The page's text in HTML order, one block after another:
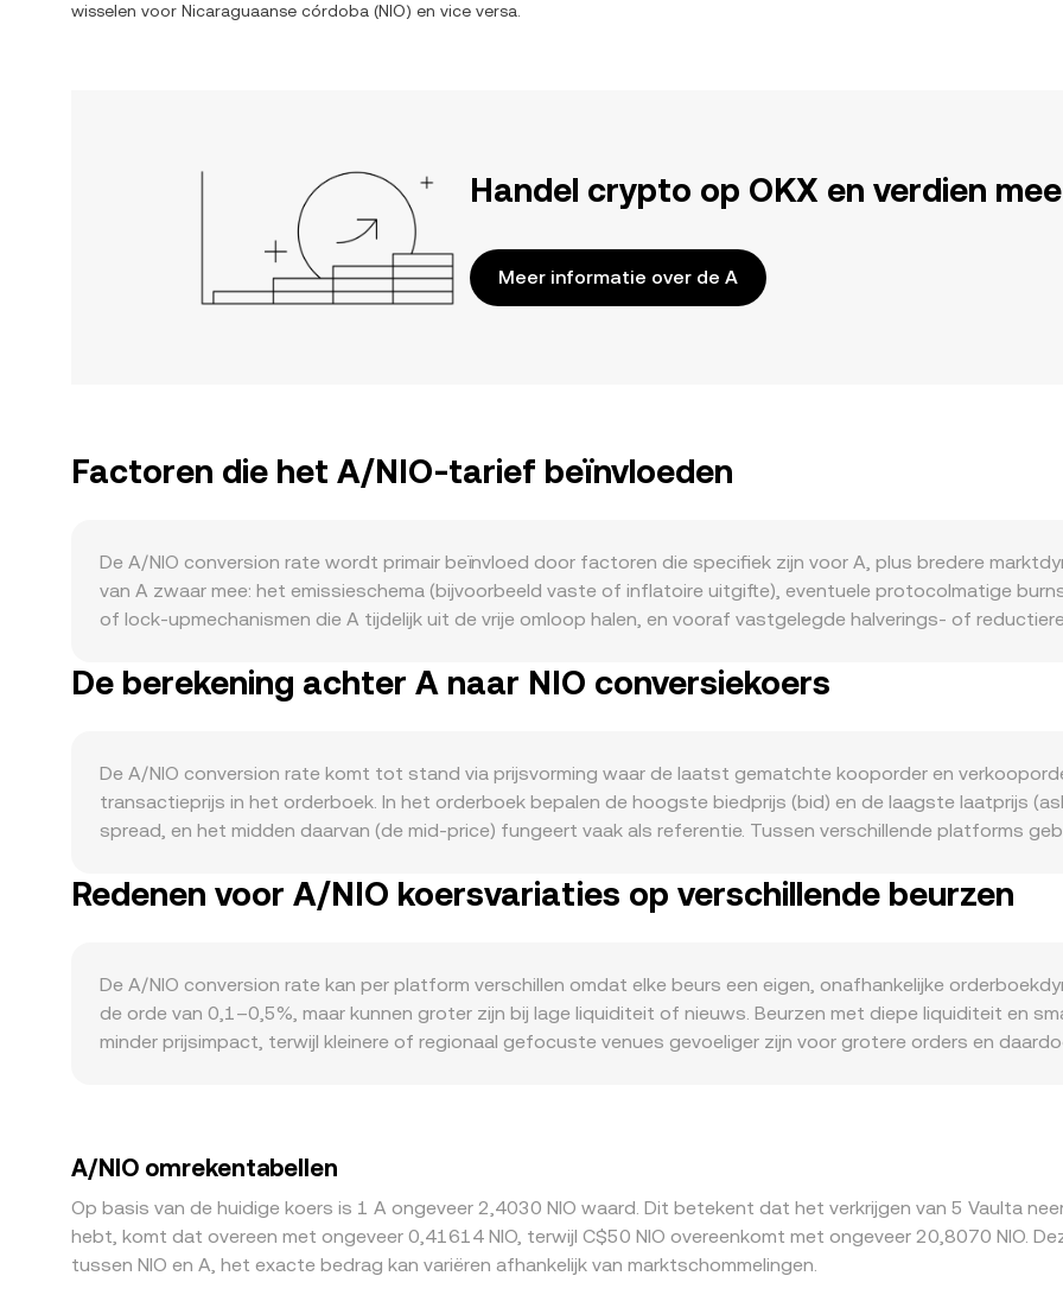
wisselen voor Nicaraguaanse córdoba (NIO) en vice versa.
Handel crypto op OKX en verdien
Meer informatie over de A
Factoren die het A/NIO-tarief beïnvloeden
De A/NIO conversion rate wordt primair beïnvloed door factoren die specifiek zijn voor A, plus bredere
van A zwaar mee: het emissieschema (bijvoorbeeld vaste of inflatoire uitgifte), eventuele protocolmatige
of lock‑upmechanismen die A tijdelijk uit de vrije omloop halen, en vooraf vastgelegde halverings- of
onderpand, en integraties met beurzen, wallets en betalingsgateways kunnen de vraag naar A verhogen.
rate: richting en volatiliteit van BTC sturen het algemene cryptosentiment, terwijl de sterkte van NIO
juridische classificatie van A, noteringen of delistings op grote platforms, of goedkeuringen/verboden in
liquiditeit en prijsvorming. Tot slot veroorzaken technische marktfactoren extra kortetermijnschommelingen:
optiesexpiraties met veel open interest in A, en on‑chain walvisstromen zoals grote verplaatsingen naar
evenwicht tussen koop- en verkoopdruk verschuiven.
De berekening achter A naar NIO conversiekoers
De A/NIO conversion rate komt tot stand via prijsvorming waar de laatst gematchte kooporder en
transactieprijs in het orderboek. In het orderboek bepalen de hoogste biedprijs (bid) en de laagste laatprijs
spread, en het midden daarvan (de mid‑price) fungeert vaak als referentie. Tussen verschillende platforms
zwaarder mee in deze samengestelde prijs. Voor een simpele omrekening geldt: NIO‑waarde = A‑hoeveelheid
NIO‑waarde / conversion rate. Als A substantieel verhandeld wordt op gedecentraliseerde beurzen met
de pool en daarmee de effectieve A/NIO‑prijs. Al deze elementen samen bepalen welke prijs een
Redenen voor A/NIO koersvariaties op verschillende beurzen
De A/NIO conversion rate kan per platform verschillen omdat elke beurs een eigen, onafhankelijke
de orde van 0,1–0,5%, maar kunnen groter zijn bij lage liquiditeit of nieuws. Beurzen met diepe liquiditeit en
minder prijsimpact, terwijl kleinere of regionaal gefocuste venues gevoeliger zijn voor grotere orders en
worden omgezet. Arbitrage tussen beurzen helpt deze verschillen te verkleinen door A te kopen waar de prijs
fricties zoals opnametijden, kosten en risico’s betekenen dat prijsafwijkingen niet volledig of niet onmiddellijk
A/NIO omrekentabellen
Op basis van de huidige koers is 1 A ongeveer 2,4030 NIO waard. Dit betekent dat het verkrijgen van 5 Vaulta
hebt, komt dat overeen met ongeveer 0,41614 NIO, terwijl C$50 NIO overeenkomt met ongeveer 20,8070 NIO.
tussen NIO en A, het exacte bedrag kan variëren afhankelijk van marktschommelingen.